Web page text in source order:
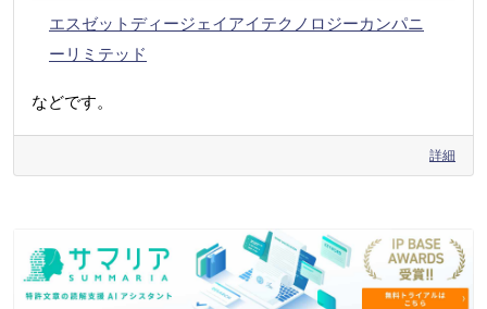
エスゼットディージェイアイテクノロジーカンパニ
ーリミテッド
などです。
詳細